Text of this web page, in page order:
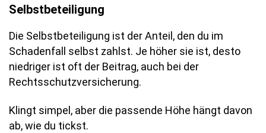
Selbstbeteiligung
Die Selbstbeteiligung ist der Anteil, den du im
Schadenfall selbst zahlst. Je höher sie ist, desto
niedriger ist oft der Beitrag, auch bei der
Rechtsschutzversicherung.
Klingt simpel, aber die passende Höhe hängt davon
ab, wie du tickst.